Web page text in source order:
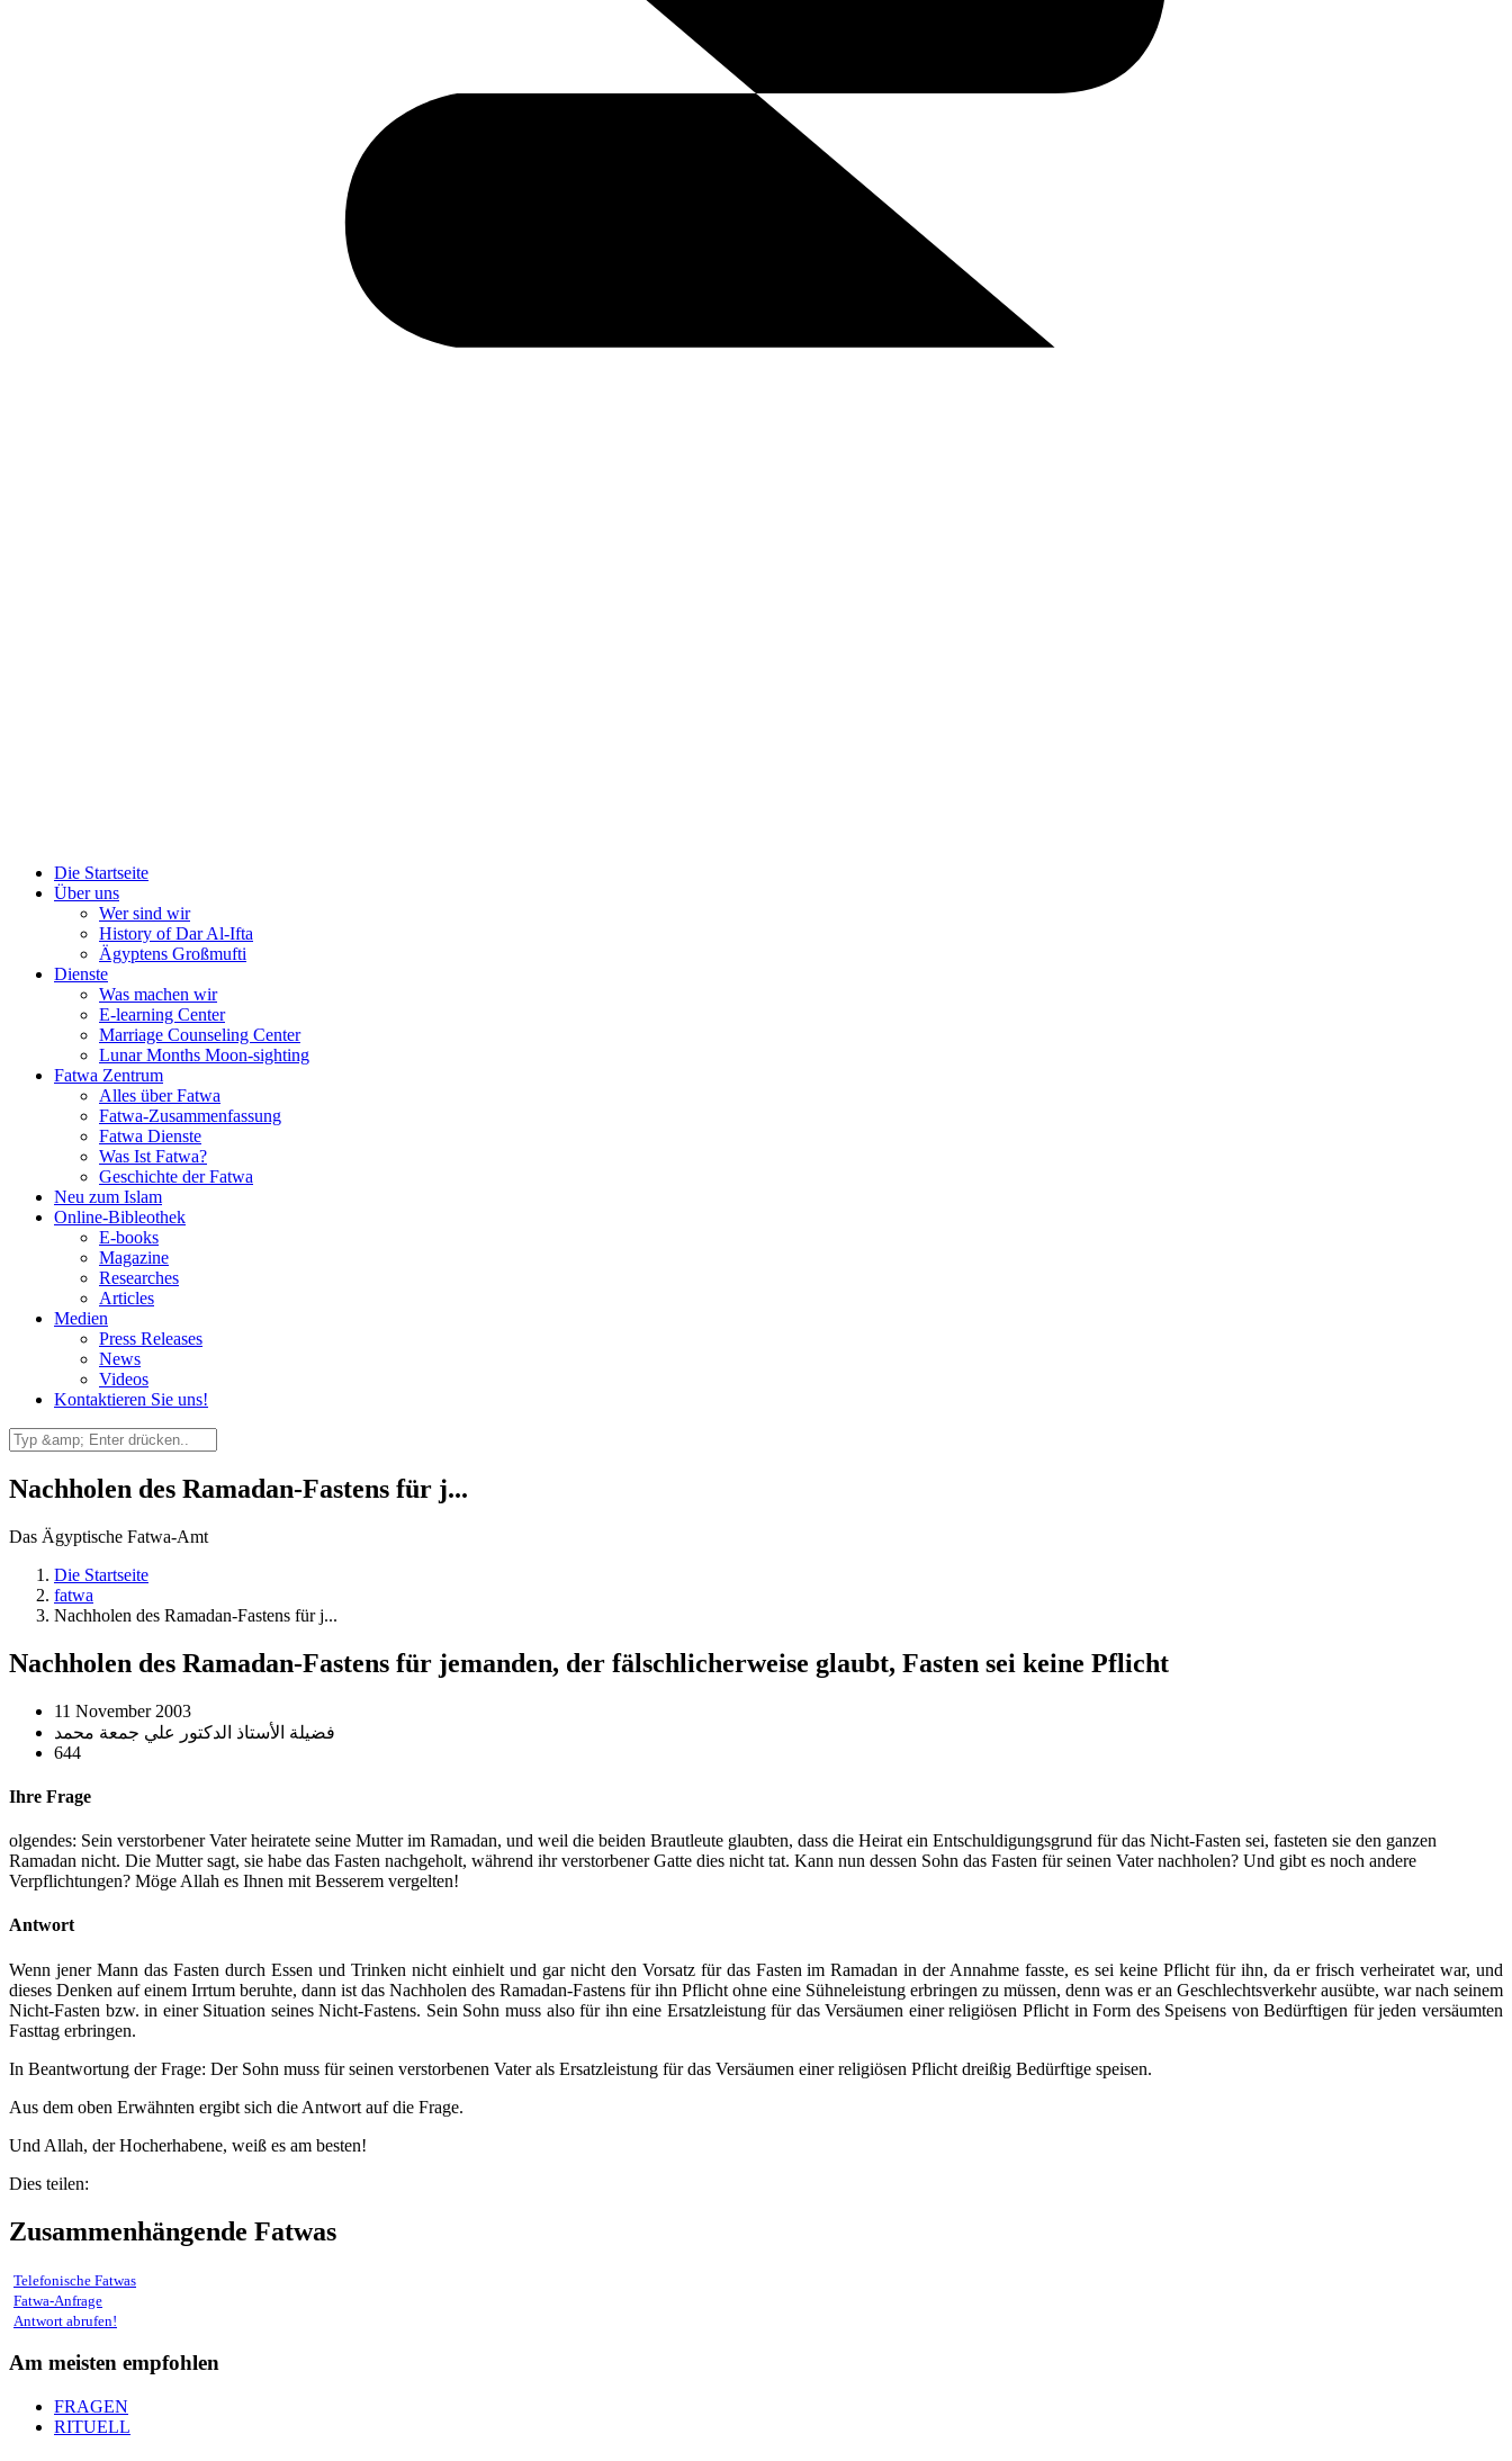
Die Startseite
Über uns
Wer sind wir
History of Dar Al-Ifta
Ägyptens Großmufti
Dienste
Was machen wir
E-learning Center
Marriage Counseling Center
Lunar Months Moon-sighting
Fatwa Zentrum
Alles über Fatwa
Fatwa-Zusammenfassung
Fatwa Dienste
Was Ist Fatwa?
Geschichte der Fatwa
Neu zum Islam
Online-Bibleothek
E-books
Magazine
Researches
Articles
Medien
Press Releases
News
Videos
Kontaktieren Sie uns!
Nachholen des Ramadan-Fastens für j...
Das Ägyptische Fatwa-Amt
Die Startseite
fatwa
Nachholen des Ramadan-Fastens für j...
Nachholen des Ramadan-Fastens für jemanden, der fälschlicherweise glaubt, Fasten sei keine Pflicht
11 November 2003
فضيلة الأستاذ الدكتور علي جمعة محمد
644
Ihre Frage
olgendes: Sein verstorbener Vater heiratete seine Mutter im Ramadan, und weil die beiden Brautleute glaubten, dass die Heirat ein Entschuldigungsgrund für das Nicht-Fasten sei, fasteten sie den ganzen
Ramadan nicht. Die Mutter sagt, sie habe das Fasten nachgeholt, während ihr verstorbener Gatte dies nicht tat. Kann nun dessen Sohn das Fasten für seinen Vater nachholen? Und gibt es noch andere
Verpflichtungen? Möge Allah es Ihnen mit Besserem vergelten!
Antwort
Wenn jener Mann das Fasten durch Essen und Trinken nicht einhielt und gar nicht den Vorsatz für das Fasten im Ramadan in der Annahme fasste, es sei keine Pflicht für ihn, da er frisch verheiratet war, und
dieses Denken auf einem Irrtum beruhte, dann ist das Nachholen des Ramadan-Fastens für ihn Pflicht ohne eine Sühneleistung erbringen zu müssen, denn was er an Geschlechtsverkehr ausübte, war nach seinem
Nicht-Fasten bzw. in einer Situation seines Nicht-Fastens. Sein Sohn muss also für ihn eine Ersatzleistung für das Versäumen einer religiösen Pflicht in Form des Speisens von Bedürftigen für jeden versäumten
Fasttag erbringen.
In Beantwortung der Frage: Der Sohn muss für seinen verstorbenen Vater als Ersatzleistung für das Versäumen einer religiösen Pflicht dreißig Bedürftige speisen.
Aus dem oben Erwähnten ergibt sich die Antwort auf die Frage.
Und Allah, der Hocherhabene, weiß es am besten!
Dies teilen:
Zusammenhängende Fatwas
Telefonische Fatwas
Fatwa-Anfrage
Antwort abrufen!
Am meisten empfohlen
FRAGEN
RITUELL